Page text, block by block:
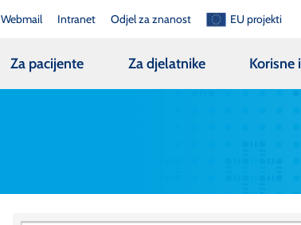
Webmail Intranet Odjel za znanost EU projekti
Za pacijente Za djelatnike Korisne